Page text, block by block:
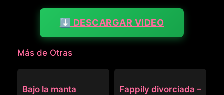
⬇️ DESCARGAR VIDEO
Más de Otras
Bajo la manta
Fappily divorciada –